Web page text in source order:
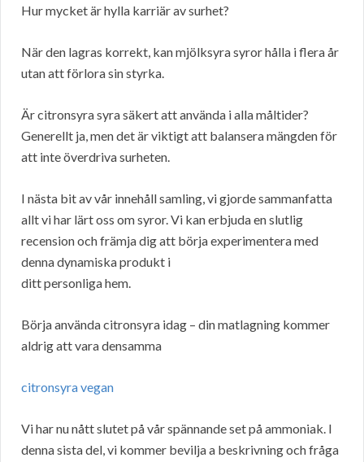
Hur mycket är hylla karriär av surhet?
När den lagras korrekt, kan mjölksyra syror hålla i flera år
utan att förlora sin styrka.
Är citronsyra syra säkert att använda i alla måltider?
Generellt ja, men det är viktigt att balansera mängden för
att inte överdriva surheten.
I nästa bit av vår innehåll samling, vi gjorde sammanfatta
allt vi har lärt oss om syror. Vi kan erbjuda en slutlig
recension och främja dig att börja experimentera med
denna dynamiska produkt i
ditt personliga hem.
Börja använda citronsyra idag – din matlagning kommer
aldrig att vara densamma
citronsyra vegan
Vi har nu nått slutet på vår spännande set på ammoniak. I
denna sista del, vi kommer bevilja a beskrivning och fråga